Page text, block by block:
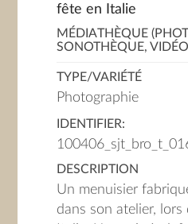
fête en Italie
MÉDIATHÈQUE
SONOTHÈQUE,
TYPE/VARIÉTÉ
Photographie
IDENTIFIER:
DESCRIPTION
Un menuisier
dans son atelier,